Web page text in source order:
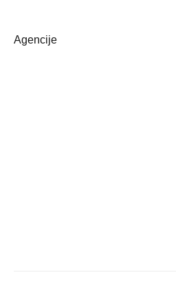
Agencije